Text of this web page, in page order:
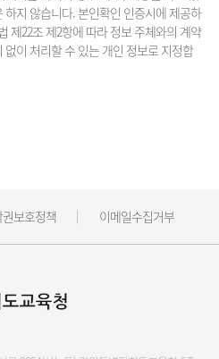
지 않습니다. 본인확인 인증시에 제공하
제22조 제2항에 따라 정보 주체와의 계약
이 처리할 수 있는 개인 정보로 지정합
권보호정책 이메일수집거부